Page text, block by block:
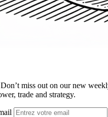
miss out on our new
trade and strategy.